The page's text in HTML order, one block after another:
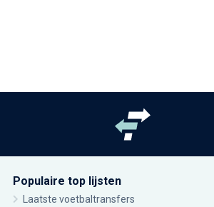
Populaire top lijsten
Laatste voetbaltransfers